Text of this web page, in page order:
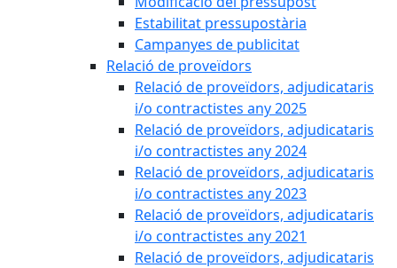
Estabilitat pressupostària
Campanyes de publicitat
Relació de proveïdors
Relació de proveïdors, adjudicataris
i/o contractistes any 2025
Relació de proveïdors, adjudicataris
i/o contractistes any 2024
Relació de proveïdors, adjudicataris
i/o contractistes any 2023
Relació de proveïdors, adjudicataris
i/o contractistes any 2021
Relació de proveïdors, adjudicataris